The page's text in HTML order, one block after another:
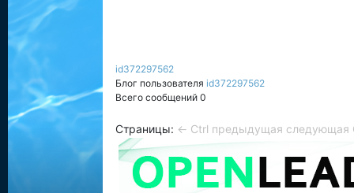
id372297562
Блог пользователя id372297562
Всего сообщений 0
Страницы: ← Ctrl предыдущая следующая